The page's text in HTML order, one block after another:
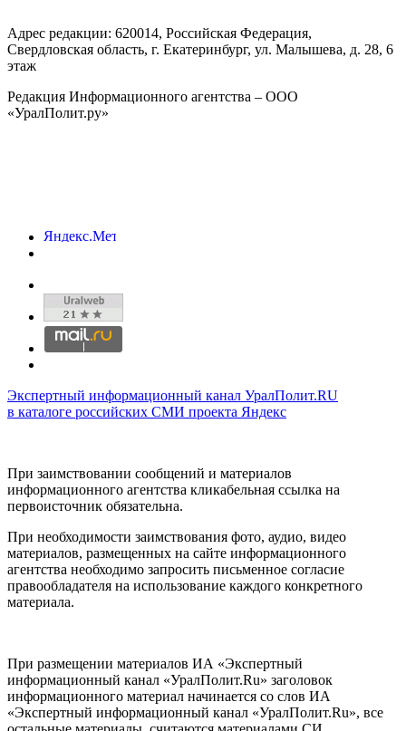
Адрес редакции: 620014, Российская Федерация,
Свердловская область, г. Екатеринбург, ул. Малышева, д. 28, 6
этаж
Редакция Информационного агентства – ООО
«УралПолит.ру»
Экспертный информационный канал УралПолит.RU
в каталоге российских СМИ проекта Яндекс
При заимствовании сообщений и материалов
информационного агентства кликабельная ссылка на
первоисточник обязательна.
При необходимости заимствования фото, аудио, видео
материалов, размещенных на сайте информационного
агентства необходимо запросить письменное согласие
правообладателя на использование каждого конкретного
материала.
При размещении материалов ИА «Экспертный
информационный канал «УралПолит.Ru» заголовок
информационного материал начинается со слов ИА
«Экспертный информационный канал «УралПолит.Ru», все